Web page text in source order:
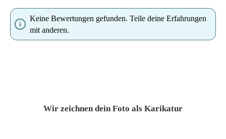
Keine Bewertungen gefunden. Teile deine Erfahrungen
mit anderen.
Wir zeichnen dein Foto als Karikatur